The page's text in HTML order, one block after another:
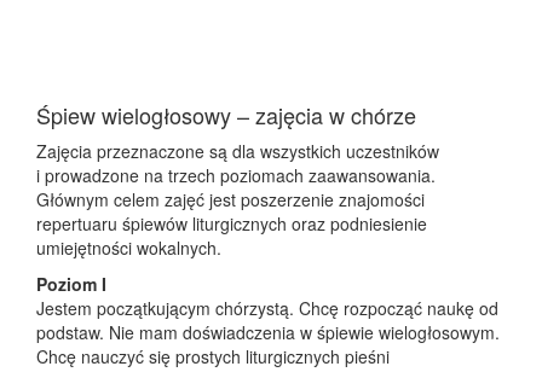
Śpiew wielogłosowy – zajęcia w chórze
Zajęcia przeznaczone są dla wszystkich uczestników
i prowadzone na trzech poziomach zaawansowania.
Głównym celem zajęć jest poszerzenie znajomości
repertuaru śpiewów liturgicznych oraz podniesienie
umiejętności wokalnych.
Poziom I
Jestem początkującym chórzystą. Chcę rozpocząć naukę od
podstaw. Nie mam doświadczenia w śpiewie wielogłosowym.
Chcę nauczyć się prostych liturgicznych pieśni